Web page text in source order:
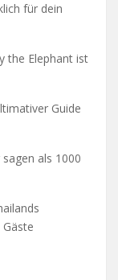
für dein
the Elephant ist
Guide
als 1000